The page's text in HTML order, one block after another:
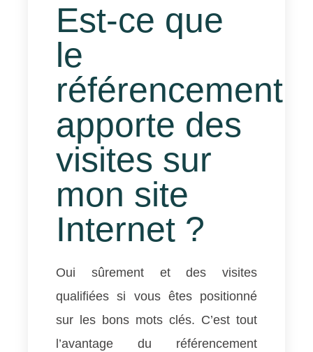
Est-ce que
le
référencement
apporte des
visites sur
mon site
Internet ?
Oui sûrement et des visites
qualifiées si vous êtes positionné
sur les bons mots clés. C’est tout
l’avantage du référencement